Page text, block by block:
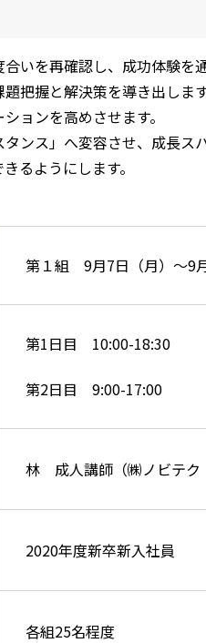
いを再確認し、成功体験を
把握と解決策を導き出します
ョンを高めさせます。
タンス」へ変容させ、成長
るようにします。
第１組 9月7日（月）〜9月
第1日目 10:00-18:30
第2日目 9:00-17:00
林 成人講師（㈱ノビテク
2020年度新卒新入社員
各組25名程度